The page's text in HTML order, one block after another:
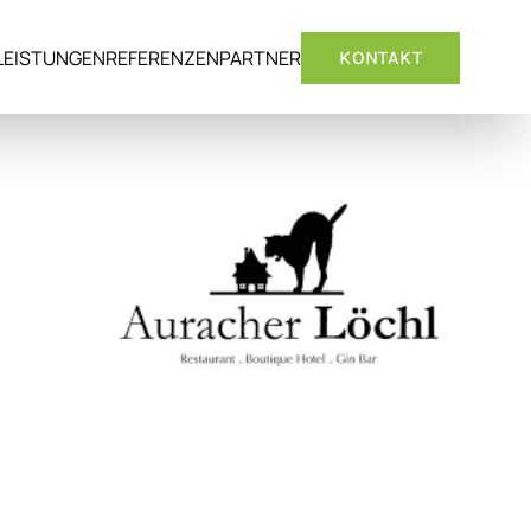
REFERENZENPARTNER KONTAKT